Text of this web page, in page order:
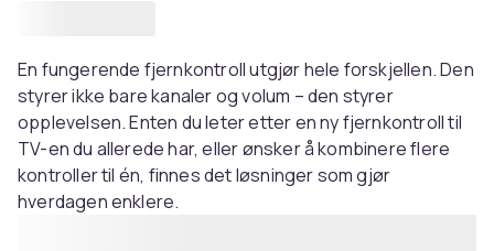
En fungerende fjernkontroll utgjør hele forskjellen. Den
styrer ikke bare kanaler og volum – den styrer
opplevelsen. Enten du leter etter en ny fjernkontroll til
TV-en du allerede har, eller ønsker å kombinere flere
kontroller til én, finnes det løsninger som gjør
hverdagen enklere.